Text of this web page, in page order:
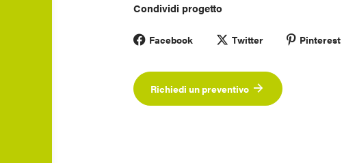
Condividi progetto
Facebook Twitter Pinterest
Richiedi un preventivo